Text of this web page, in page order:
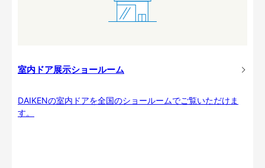
室内ドア展示ショールーム
DAIKENの室内ドアを全国のショールームでご覧いただけま
す。